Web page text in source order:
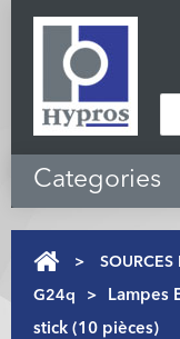
Categories
> SOURCES
G24q >
Lampes
stick (10 pièces)